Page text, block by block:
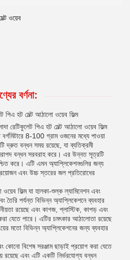
ওয়েব
বর্ণনা:
পিএ হট মেল্ট আঠালো ওয়েব ফিল্ম
রেটিকুলেট পিএ হট মেল্ট আঠালো ওয়েব ফিল্ম
8-100 গ্রাম ওজনের মধ্যে পাওয়া
দ্রুত বন্ধন সময় রয়েছে, যা ব্যতিক্রমী
বন্ধন সরবরাহ করে। এর উন্নত সূত্রটি
করে। এটি এমন অ্যাপ্লিকেশনগুলির জন্য
এবং উচ্চ স্তরের জল প্রতিরোধের
ফিল্ম যা হালকা-শুল্ক ল্যামিনেশন এবং
তৈরি পর্যন্ত বিভিন্ন অ্যাপ্লিকেশনে ব্যবহার
রয়েছে এবং কাগজ, প্লাস্টিক, কাপড় এবং
যেতে পারে। এটির চমৎকার আঠালোতা রয়েছে
মতো বিভিন্ন অ্যাপ্লিকেশনের জন্য ব্যবহার
কোনো বিশেষ সরঞ্জাম ছাড়াই প্রয়োগ করা যেতে
এবং এটি একটি নির্ভরযোগ্য বন্ধন